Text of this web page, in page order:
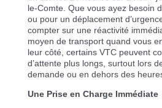
le-Comte. Que vous ayez besoin
ou pour un déplacement
compter sur une réactivité
moyen de transport quand vous
leur côté, certains VTC peuvent
d’attente plus longs, surtout lors
demande ou en dehors des
Une Prise en Charge Immédiate